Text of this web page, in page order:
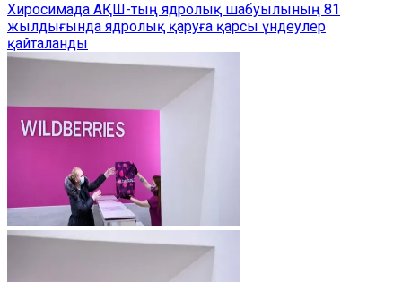
Хиросимада АҚШ-тың ядролық шабуылының 81
жылдығында ядролық қаруға қарсы үндеулер
қайталанды